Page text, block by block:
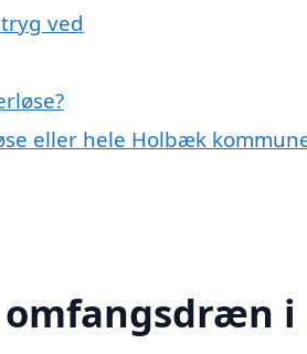
ved
eller hele Holbæk
omfangsdræn i